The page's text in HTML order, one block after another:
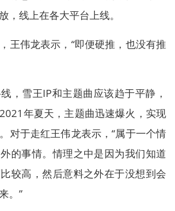
，线上在各大平台上线。
王伟龙表示，“即便硬推，也没有推
，雪王IP和主题曲应该趋于平静，
年夏天，主题曲迅速爆火，实现
对于走红王伟龙表示，“属于一个情
的事情。情理之中是因为我们知道
较高，然后意料之外在于没想到会
。”